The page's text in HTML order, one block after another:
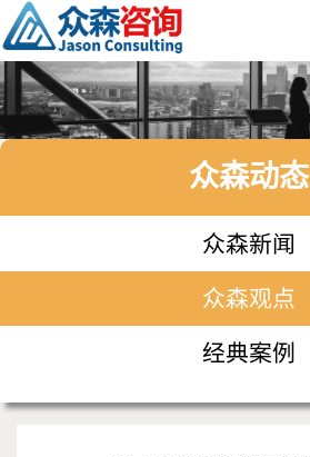
众森动态
众森新闻
众森观点
经典案例